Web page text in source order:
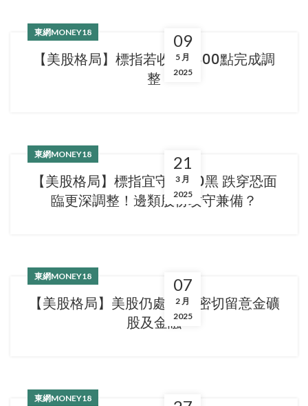
09
5 月
2025
東網MONEY18
【美股格局】標指若收復5800點完成調
整
21
3 月
2025
東網MONEY18
【美股格局】標指宜守5500黑 跌穿恐面
臨更深調整！邊類股份攻守兼備？
07
2 月
2025
東網MONEY18
【美股格局】美股仍處牛市 密切留意金礦
股及金融
東網MONEY18